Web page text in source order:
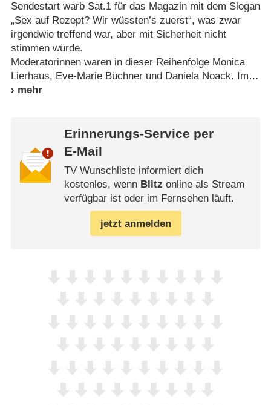
Sendestart warb Sat.1 für das Magazin mit dem Slogan
„Sex auf Rezept? Wir wüssten’s zuerst“, was zwar
irgendwie treffend war, aber mit Sicherheit nicht
stimmen würde.
Moderatorinnen waren in dieser Reihenfolge Monica
Lierhaus, Eve-Marie Büchner und Daniela Noack. Im
Erinnerungs-Service per
E-Mail
TV Wunschliste informiert dich
kostenlos, wenn Blitz online als Stream
verfügbar ist oder im Fernsehen läuft.
jetzt anmelden